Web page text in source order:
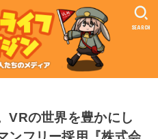
SEARCH
VRの世界を豊かにし